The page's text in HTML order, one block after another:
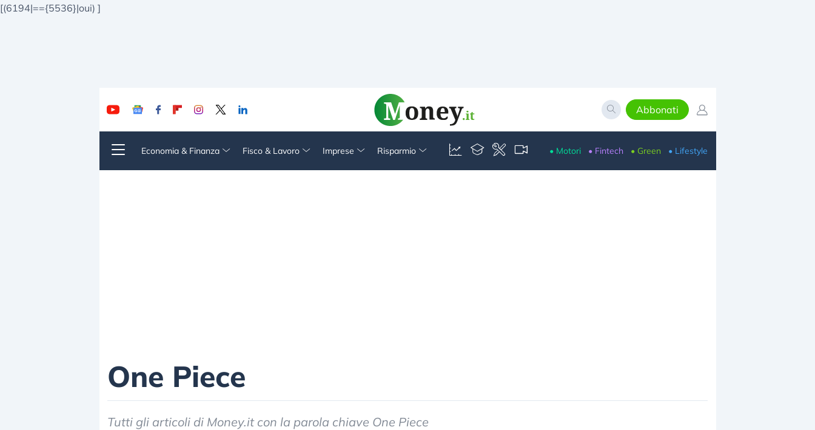
[(6194|=={5536}|oui) ]
Abbonati
Economia & Finanza Fisco & Lavoro Imprese Risparmio • Motori • Fintech • Green • Lifestyle
One Piece
Tutti gli articoli di Money.it con la parola chiave One Piece